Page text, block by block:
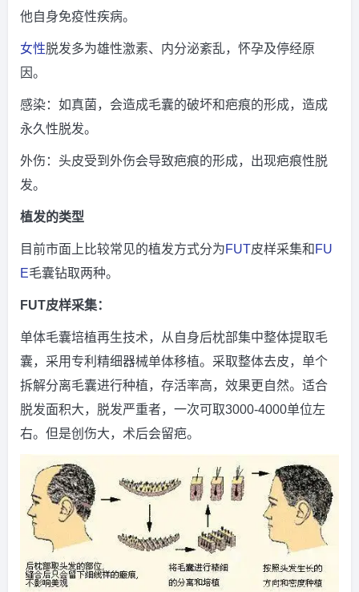
他自身免疫性疾病。
女性脱发多为雄性激素、内分泌紊乱，怀孕及停经原
因。
感染：如真菌，会造成毛囊的破坏和疤痕的形成，造成
永久性脱发。
外伤：头皮受到外伤会导致疤痕的形成，出现疤痕性脱
发。
植发的类型
目前市面上比较常见的植发方式分为FUT皮样采集和 FU
E毛囊钻取两种。
FUT皮样采集：
单体毛囊培植再生技术，从自身后枕部集中整体提取毛
囊，采用专利精细器械单体移植。采取整体去皮，单个
拆解分离毛囊进行种植，存活率高，效果更自然。适合
脱发面积大，脱发严重者，一次可取3000-4000单位左
右。但是创伤大，术后会留疤。